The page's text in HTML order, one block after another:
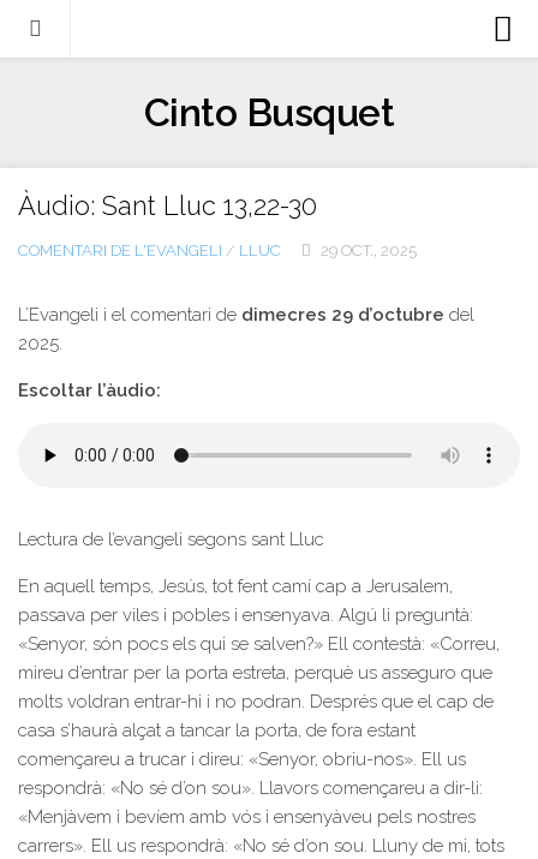
Llibres
Escrits-articles
Notícies
Italiano
English
Cinto Busquet
Àudio: Sant Lluc 13,22-30
COMENTARI DE L'EVANGELI / LLUC 29 OCT., 2025
L’Evangeli i el comentari de dimecres 29 d’octubre del
2025.
Escoltar l’àudio:
Lectura de l’evangeli segons sant Lluc
En aquell temps, Jesús, tot fent camí cap a Jerusalem,
passava per viles i pobles i ensenyava. Algú li preguntà:
«Senyor, són pocs els qui se salven?» Ell contestà: «Correu,
mireu d’entrar per la porta estreta, perquè us asseguro que
molts voldran entrar-hi i no podran. Després que el cap de
casa s’haurà alçat a tancar la porta, de fora estant
començareu a trucar i direu: «Senyor, obriu-nos». Ell us
respondrà: «No sé d’on sou». Llavors començareu a dir-li:
«Menjàvem i bevíem amb vós i ensenyàveu pels nostres
carrers». Ell us respondrà: «No sé d’on sou. Lluny de mi, tots